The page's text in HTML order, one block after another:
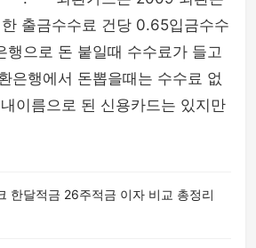
출금수수료 건당 0.65입금수수
행으로 돈 붙일때 수수료가 들고
은행에서 돈뽑을때는 수수료 없
이름으로 된 신용카드는 있지만
한달적금 26주적금 이자 비교 총정리